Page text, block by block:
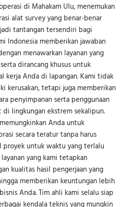
di Mahakam Ulu, menemukan
alat survey yang benar-benar
tantangan tersendiri bagi
Indonesia memberikan jawaban
menawarkan layanan yang
dirancang khusus untuk
kerja Anda di lapangan. Kami tidak
kerusakan, tetapi juga memberikan
penyimpanan serta penggunaan
lingkungan ekstrem sekalipun.
Anda untuk
secara teratur tanpa harus
proyek untuk waktu yang terlalu
yang kami tetapkan
kualitas hasil pengerjaan yang
memberikan keuntungan lebih
Anda. Tim ahli kami selalu siap
kendala teknis yang mungkin